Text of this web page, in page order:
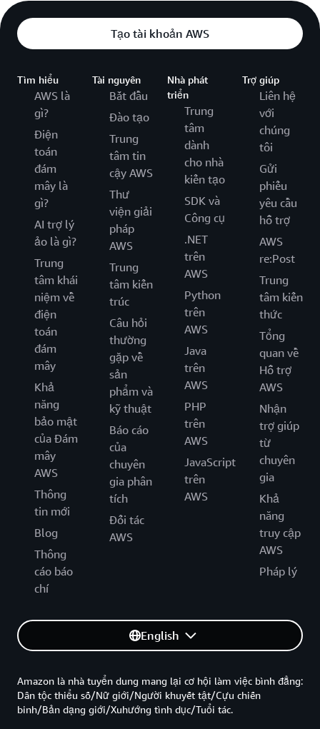
Tạo tài khoản AWS
Tìm hiểu
AWS là
gì?
Điện
toán
đám
mây là
gì?
AI trợ lý
ảo là gì?
Trung
tâm khái
niệm về
điện
toán
đám
mây
Khả
năng
bảo mật
của Đám
mây
AWS
Thông
tin mới
Blog
Thông
cáo báo
chí
Tài nguyên
Bắt đầu
Đào tạo
Trung
tâm tin
cậy AWS
Thư
viện giải
pháp
AWS
Trung
tâm kiến
trúc
Câu hỏi
thường
gặp về
sản
phẩm và
kỹ thuật
Báo cáo
của
chuyên
gia phân
tích
Đối tác
AWS
Nhà phát
triển
Trung
tâm
dành
cho nhà
kiến tạo
SDK và
Công cụ
.NET
trên
AWS
Python
trên
AWS
Java
trên
AWS
PHP
trên
AWS
JavaScript
trên
AWS
Trợ giúp
Liên hệ
với
chúng
tôi
Gửi
phiếu
yêu cầu
hỗ trợ
AWS
re:Post
Trung
tâm kiến
thức
Tổng
quan về
Hỗ trợ
AWS
Nhận
trợ giúp
từ
chuyên
gia
Khả
năng
truy cập
AWS
Pháp lý
English
Amazon là nhà tuyển dung mang lại cơ hội làm việc bình đẳng:
Dân tộc thiểu số/Nữ giới/Người khuyết tật/Cựu chiến
binh/Bản dạng giới/Xuhướng tình dục/Tuổi tác.